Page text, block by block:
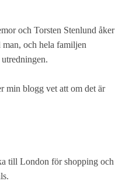
och Torsten Stenlund åker
man, och hela familjen
min blogg vet att om det är
till London för shopping och